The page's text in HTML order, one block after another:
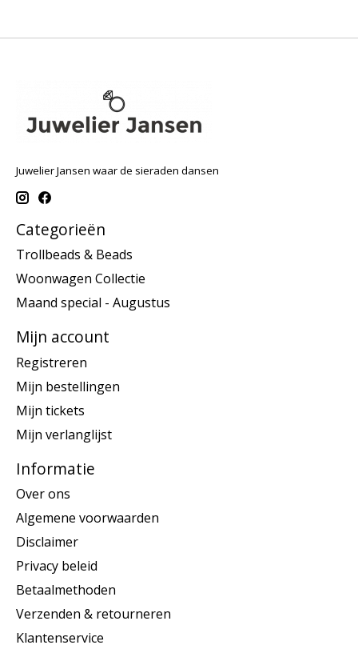
Juwelier Jansen waar de sieraden dansen
Categorieën
Trollbeads & Beads
Woonwagen Collectie
Maand special - Augustus
Mijn account
Registreren
Mijn bestellingen
Mijn tickets
Mijn verlanglijst
Informatie
Over ons
Algemene voorwaarden
Disclaimer
Privacy beleid
Betaalmethoden
Verzenden & retourneren
Klantenservice